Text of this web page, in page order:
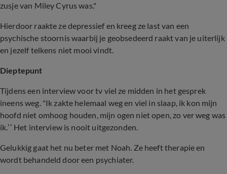
zusje van Miley Cyrus was."
Hierdoor raakte ze depressief en kreeg ze last van een
psychische stoornis waarbij je geobsedeerd raakt van je uiterlijk
en jezelf telkens niet mooi vindt.
Dieptepunt
Tijdens een interview voor tv viel ze midden in het gesprek
ineens weg. "Ik zakte helemaal weg en viel in slaap, ik kon mijn
hoofd niet omhoog houden, mijn ogen niet open, zo ver weg was
ik.’’ Het interview is nooit uitgezonden.
Gelukkig gaat het nu beter met Noah. Ze heeft therapie en
wordt behandeld door een psychiater.